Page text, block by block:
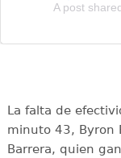
A post
La falta de
minuto 43, Byron
Barrera, quien